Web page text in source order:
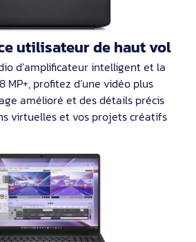
utilisateur de haut vol
d’amplificateur intelligent et la
profitez d’une vidéo plus
amélioré et des détails précis
virtuelles et vos projets créatifs